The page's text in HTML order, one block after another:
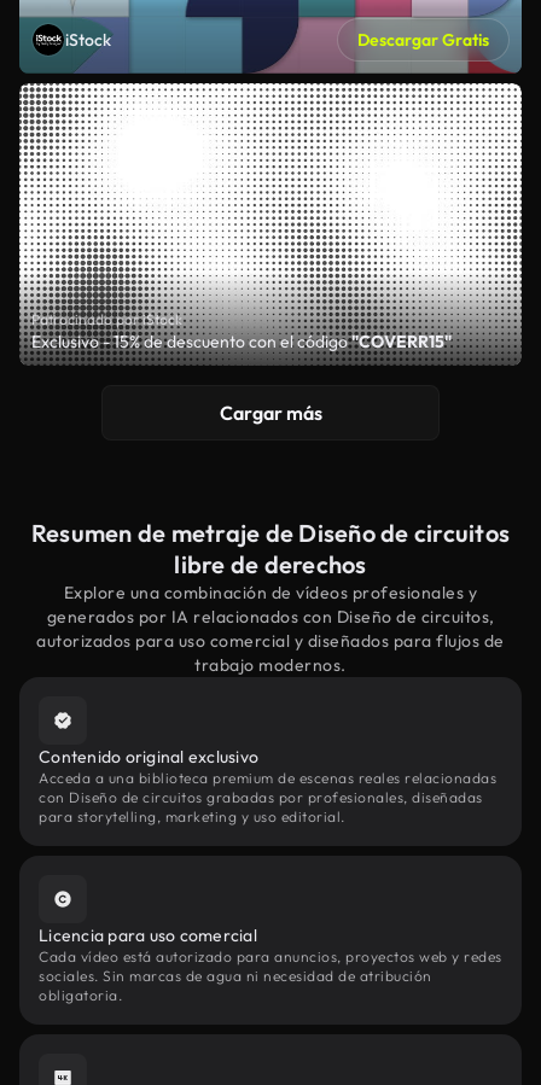
iStock Descargar Gratis
Patrocinado por iStock
Exclusivo - 15% de descuento con el código"COVERR15"
Cargar más
Resumen de metraje de Diseño de circuitos
libre de derechos
Explore una combinación de vídeos profesionales y
generados por IA relacionados con Diseño de circuitos,
autorizados para uso comercial y diseñados para flujos de
trabajo modernos.
Contenido original exclusivo
Acceda a una biblioteca premium de escenas reales relacionadas
con Diseño de circuitos grabadas por profesionales, diseñadas
para storytelling, marketing y uso editorial.
Licencia para uso comercial
Cada vídeo está autorizado para anuncios, proyectos web y redes
sociales. Sin marcas de agua ni necesidad de atribución
obligatoria.